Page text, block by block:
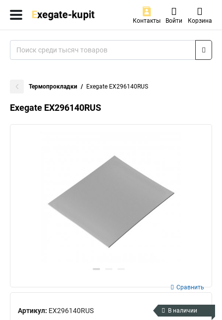
Контакты Войти Корзина
Термопрокладки Exegate EX296140RUS
Exegate EX296140RUS
Артикул: EX296140RUS
Сравнить
В наличии